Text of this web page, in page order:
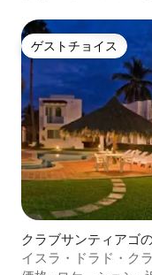
ゲストチョイス
ゲストチョイス
クラブサンティアゴ
イスラ・ドラド・ク